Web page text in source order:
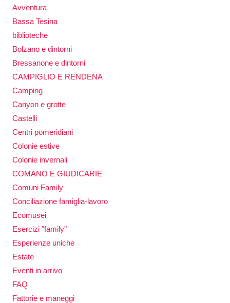
Avventura
Bassa Tesina
biblioteche
Bolzano e dintorni
Bressanone e dintorni
CAMPIGLIO E RENDENA
Camping
Canyon e grotte
Castelli
Centri pomeridiani
Colonie estive
Colonie invernali
COMANO E GIUDICARIE
Comuni Family
Conciliazione famiglia-lavoro
Ecomusei
Esercizi "family"
Esperienze uniche
Estate
Eventi in arrivo
FAQ
Fattorie e maneggi